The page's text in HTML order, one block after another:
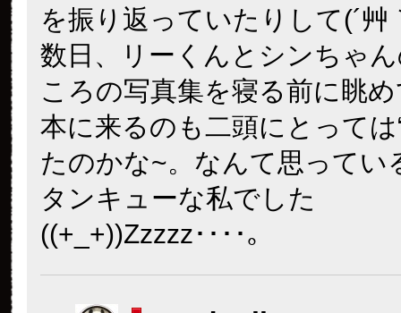
を振り返っていたりして(´
数日、リーくんとシンちゃ
ころの写真集を寝る前に眺
本に来るのも二頭にとっては
たのかな~。なんて思ってい
タンキューな私でした
((+_+))Zzzzz････｡